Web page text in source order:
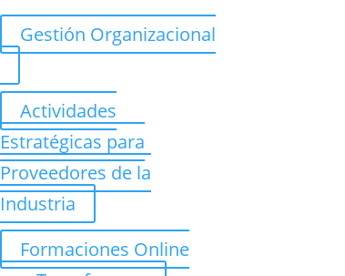
Gestión Organizacional
Actividades
Estratégicas para
Proveedores de la
Industria
Formaciones Online